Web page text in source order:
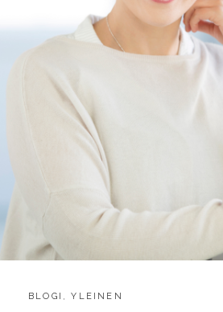
CATEGORIES:
BLOGI ,YLEINEN